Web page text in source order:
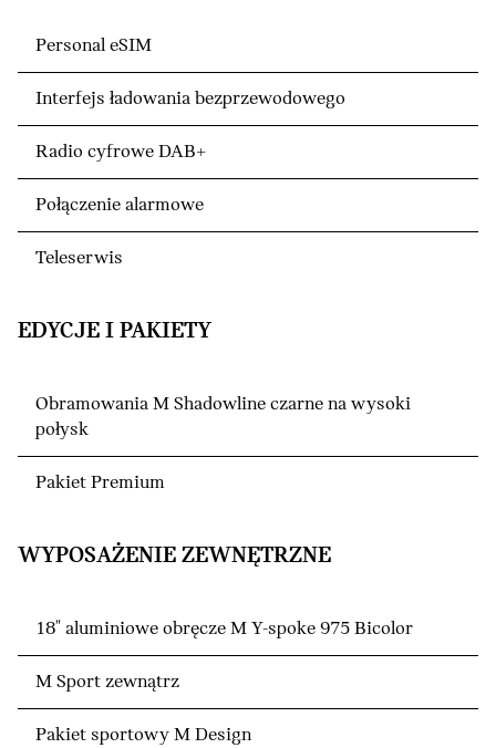
Personal eSIM
Interfejs ładowania bezprzewodowego
Radio cyfrowe DAB+
Połączenie alarmowe
Teleserwis
EDYCJE I PAKIETY
Obramowania M Shadowline czarne na wysoki
połysk
Pakiet Premium
WYPOSAŻENIE ZEWNĘTRZNE
18" aluminiowe obręcze M Y-spoke 975 Bicolor
M Sport zewnątrz
Pakiet sportowy M Design